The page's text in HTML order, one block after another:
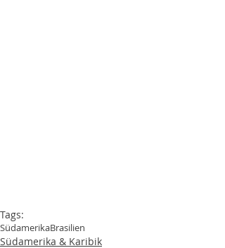
Tags:
SüdamerikaBrasilien
Südamerika & Karibik